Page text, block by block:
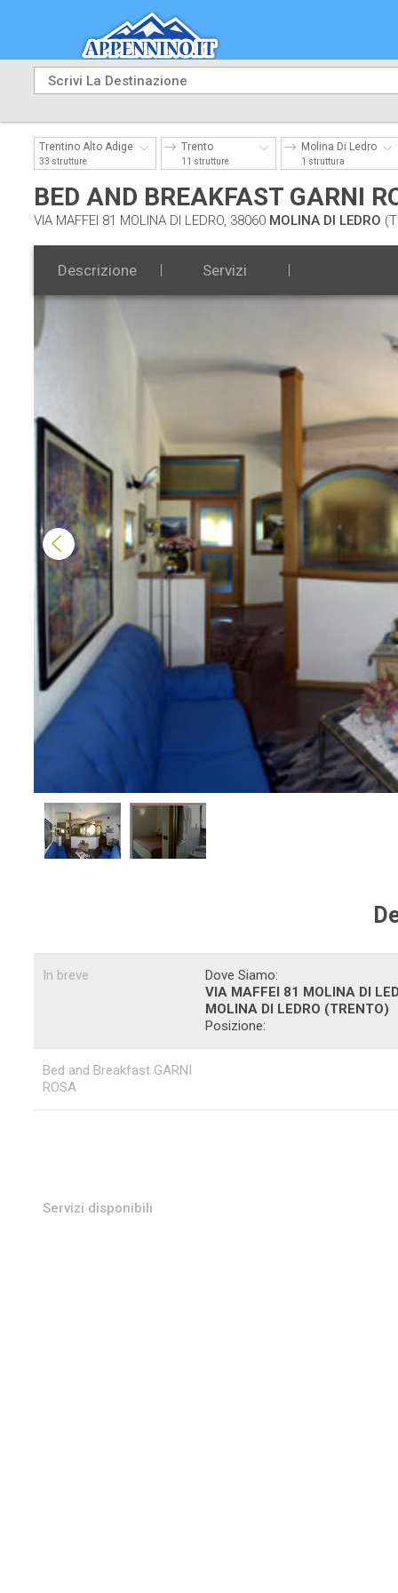
Trentino Alto Adige
33 strutture
Trento
11 strutture
Molina Di Ledro
1 struttura
BED AND BREAKFAST GARNI
VIA MAFFEI 81 MOLINA DI LEDRO, 38060 MOLINA DI LEDRO
Descrizione Servizi
In breve
Dove Siamo:
VIA MAFFEI 81 MOLINA DI
MOLINA DI LEDRO (TRENTO)
Posizione:
Bed and Breakfast GARNI
ROSA
Servizi disponibili